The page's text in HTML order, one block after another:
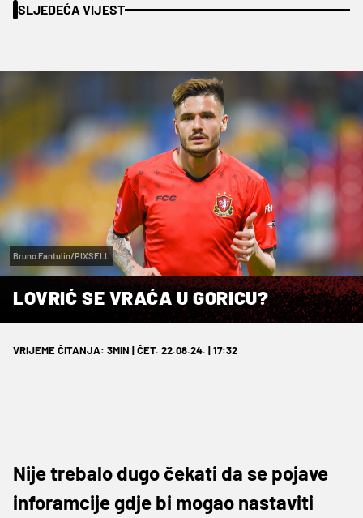
SLJEDEĆA VIJEST
Bruno Fantulin/PIXSELL
LOVRIĆ SE VRAĆA U GORICU?
VRIJEME ČITANJA: 3MIN | ČET. 22.08.24. | 17:32
Nije trebalo dugo čekati da se pojave
inforamcije gdje bi mogao nastaviti